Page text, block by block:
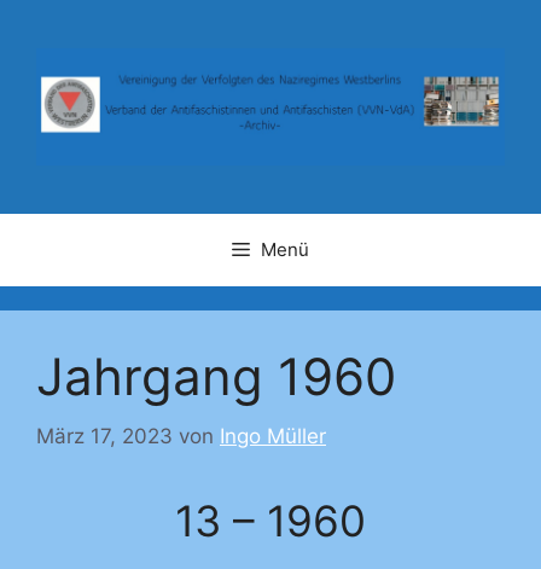
springen
Menü
Jahrgang 1960
März 17, 2023 von Ingo Müller
13 – 1960